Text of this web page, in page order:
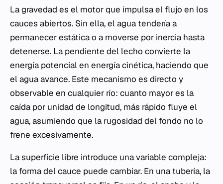
La gravedad es el motor que impulsa el flujo en los
cauces abiertos. Sin ella, el agua tendería a
permanecer estática o a moverse por inercia hasta
detenerse. La pendiente del lecho convierte la
energía potencial en energía cinética, haciendo que
el agua avance. Este mecanismo es directo y
observable en cualquier río: cuanto mayor es la
caída por unidad de longitud, más rápido fluye el
agua, asumiendo que la rugosidad del fondo no lo
frene excesivamente.
La superficie libre introduce una variable compleja:
la forma del cauce puede cambiar. En una tubería, la